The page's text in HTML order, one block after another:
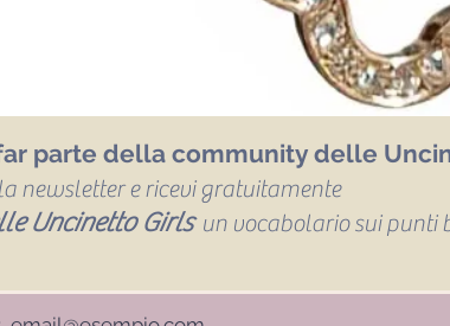
parte della community delle
newsletter e ricevi gratuitamente
Uncinetto Girls un vocabolario sui punti